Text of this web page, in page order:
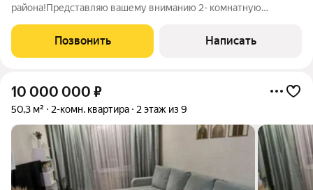
района!Представляю вашему вниманию 2- комнатную
расположен в стороне от шумных больших дорог. Рядом с
домом находятся различные учебные заведения,
Позвонить Написать
10 000 000 ₽
50,3 м² 2-комн. квартира 2 этаж из 9